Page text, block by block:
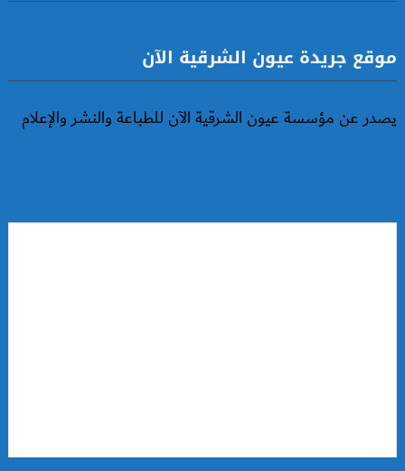
موقع جريدة عيون الشرقية الآن
يصدر عن مؤسسة عيون الشرقية الآن للطباعة والنشر والإعلام